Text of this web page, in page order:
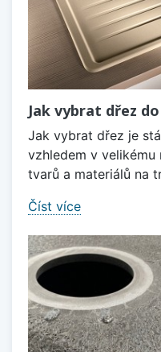
Jak vybrat dřez
Jak vybrat dřez je
vzhledem v
tvarů a materiálů na
Číst více